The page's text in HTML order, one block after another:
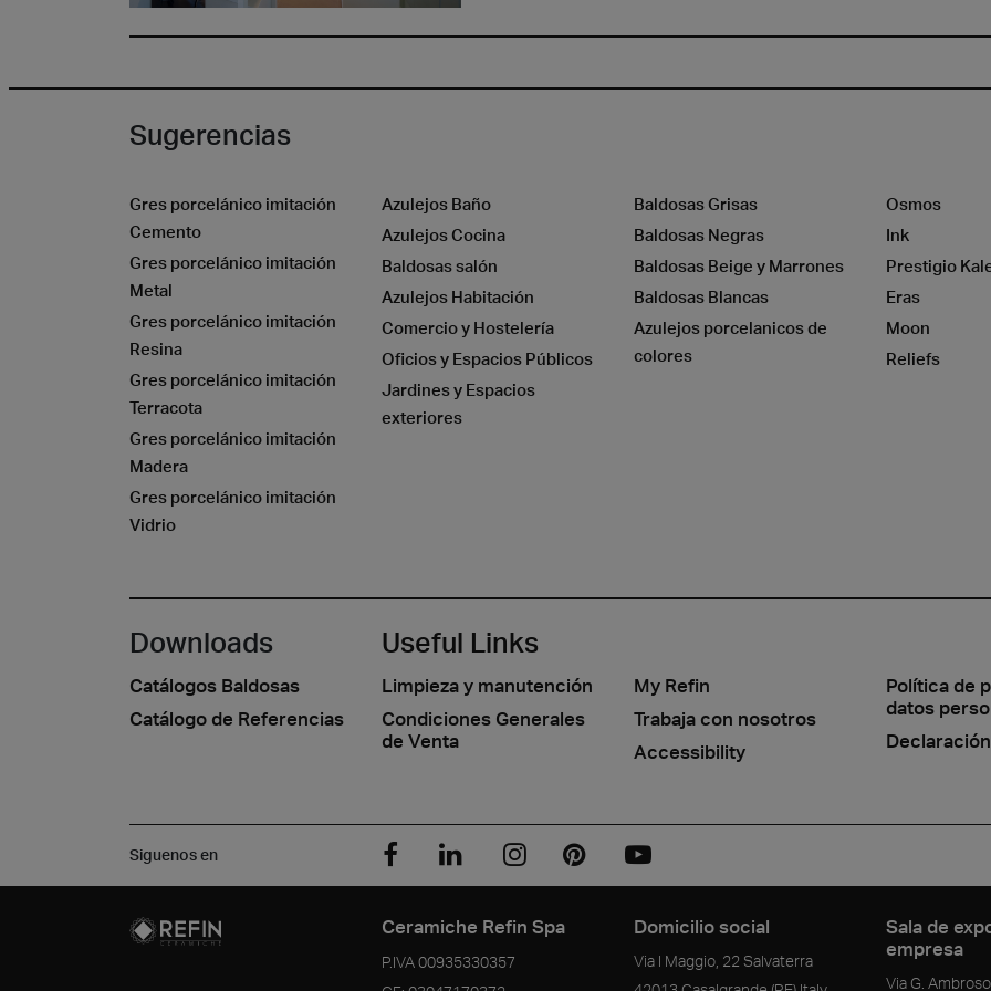
Sugerencias
Gres porcelánico imitación
Cemento
Gres porcelánico imitación
Metal
Gres porcelánico imitación
Resina
Gres porcelánico imitación
Terracota
Gres porcelánico imitación
Madera
Gres porcelánico imitación
Vidrio
Azulejos Baño
Azulejos Cocina
Baldosas salón
Azulejos Habitación
Comercio y Hostelería
Oficios y Espacios Públicos
Jardines y Espacios
exteriores
Baldosas Grisas
Baldosas Negras
Baldosas Beige y Marrones
Baldosas Blancas
Azulejos porcelanicos de
colores
Osmos
Ink
Prestigio
Eras
Moon
Reliefs
Downloads
Catálogos Baldosas
Catálogo de Referencias
Useful Links
Limpieza y manutención
Condiciones Generales
de Venta
My Refin
Trabaja con nosotros
Accessibility
Política de
datos
Siguenos en
Ceramiche Refin Spa
P.IVA00935330357
Domicilio social
Via I Maggio, 22 Salvaterra
Sala de
empresa
Via G.